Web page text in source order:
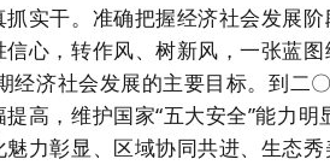
实干。准确把握经济社会发展
心，转作风、树新风，一张蓝
期经济社会发展的主要目标。到
高，维护国家“五大安全”能力
魅力彰显、区域协同共进、生态